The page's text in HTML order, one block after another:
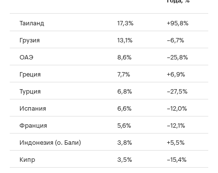
Таиланд 17,3%
+95,8%
Грузия
13,1%
–6,7%
ОАЭ
8,6%
–25,8%
Греция
7,7%
+6,9%
Турция
6,8%
–27,5%
Испания
6,6%
–12,0%
Франция
5,6%
–12,1%
Индонезия (о. Бали)
3,8%
+5,5%
Кипр
3,5%
–15,4%